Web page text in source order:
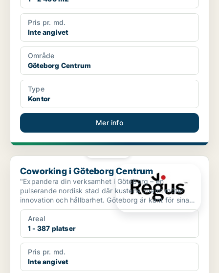
Pris pr. md.
Inte angivet
Område
Göteborg Centrum
Type
Kontor
Mer info
Coworking i Göteborg Centrum
Coworking i Göteborg Centrum
"Expandera din verksamhet i Göteborg – en
pulserande nordisk stad där kustens charm möter
innovation och hållbarhet. Göteborg är känt för sina
historiska sta...
Areal
1 - 387 platser
Pris pr. md.
Inte angivet